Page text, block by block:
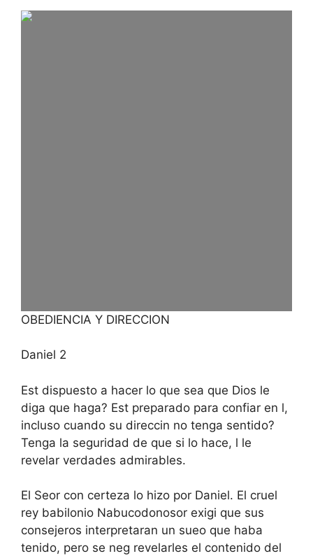
OBEDIENCIA Y DIRECCION
Daniel 2
Est dispuesto a hacer lo que sea que Dios le
diga que haga? Est preparado para confiar en l,
incluso cuando su direccin no tenga sentido?
Tenga la seguridad de que si lo hace, l le
revelar verdades admirables.
El Seor con certeza lo hizo por Daniel. El cruel
rey babilonio Nabucodonosor exigi que sus
consejeros interpretaran un sueo que haba
tenido, pero se neg revelarles el contenido del